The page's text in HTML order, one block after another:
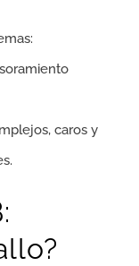
caros y